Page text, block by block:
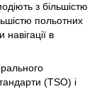
з більшістю
польотних
в
(TSO) і